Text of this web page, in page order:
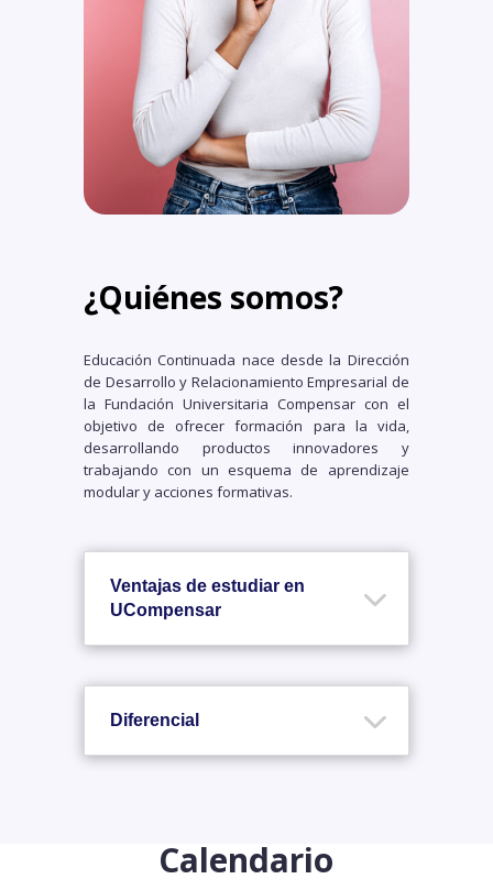
¿Quiénes somos?
Educación Continuada nace desde la Dirección
de Desarrollo y Relacionamiento Empresarial de
la Fundación Universitaria Compensar con el
objetivo de ofrecer formación para la vida,
desarrollando productos innovadores y
trabajando con un esquema de aprendizaje
modular y acciones formativas.
Ventajas de estudiar en
UCompensar
Diferencial
Calendario